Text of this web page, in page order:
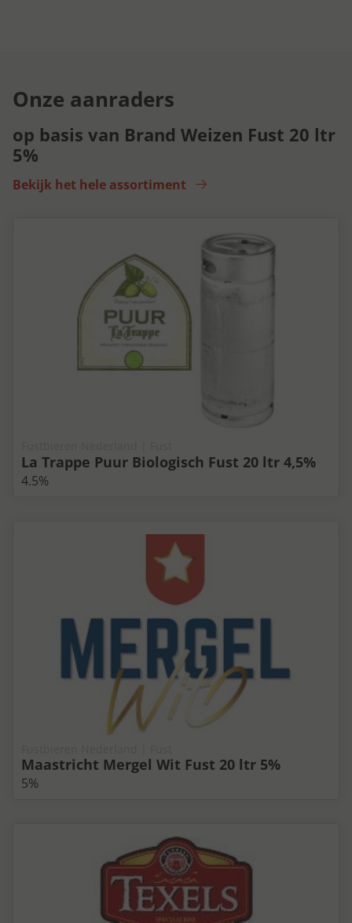
Onze aanraders
op basis van Brand Weizen Fust 20 ltr
5%
Bekijk het hele assortiment
La Trappe Puur Biologisch Fust 20 ltr 4,5%
4.5%
Maastricht Mergel Wit Fust 20 ltr 5%
5%